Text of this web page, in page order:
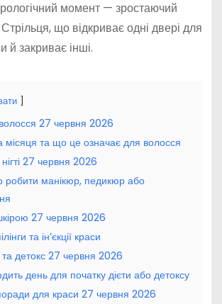
момент — зростаючий
що відкриває одні двері для
й закриває інші.
27 червня 2026
місяця та що це означає для волосся
27 червня 2026
робити манікюр, педикюр або
27 червня 2026
та ін’єкції краси
детокс 27 червня 2026
день для початку дієти або детоксу
для краси 27 червня 2026